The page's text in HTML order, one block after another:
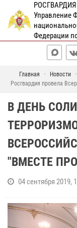
РОСГВАРДИЯ
Управление
Федерации
Главная Новости
Росгвардия провела
В ДЕНЬ
"ВМЕСТЕ
04 сентября 2019,